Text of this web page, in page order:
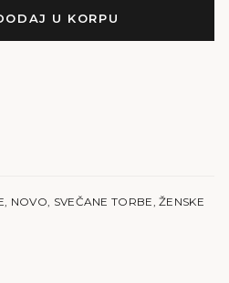
U KORPU
, NOVO, SVEČANE TORBE,ŽENSKE